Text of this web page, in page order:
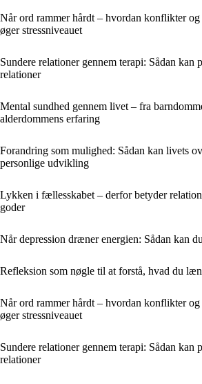
Når ord rammer hårdt – hvordan konflikter
øger stressniveauet
Sundere relationer gennem terapi: Sådan kan
relationer
Mental sundhed gennem livet – fra
alderdommens erfaring
Forandring som mulighed: Sådan kan livets
personlige udvikling
Lykken i fællesskabet – derfor betyder
goder
Når depression dræner energien: Sådan kan
Refleksion som nøgle til at forstå, hvad du
Når ord rammer hårdt – hvordan konflikter
øger stressniveauet
Sundere relationer gennem terapi: Sådan kan
relationer